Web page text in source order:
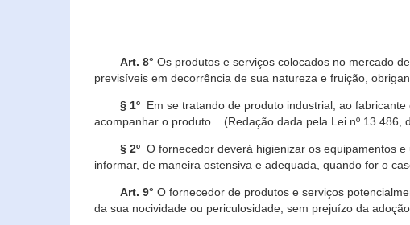
Art. 8° Os produtos e serviços colocados no mercado
previsíveis em decorrência de sua natureza e fruição,
§ 1º Em se tratando de produto industrial, ao
acompanhar o produto. (Redação dada pela Lei nº 13.486,
§ 2º O fornecedor deverá higienizar os equipamentos
informar, de maneira ostensiva e adequada, quando for o
Art. 9° O fornecedor de produtos e serviços
da sua nocividade ou periculosidade, sem prejuízo da